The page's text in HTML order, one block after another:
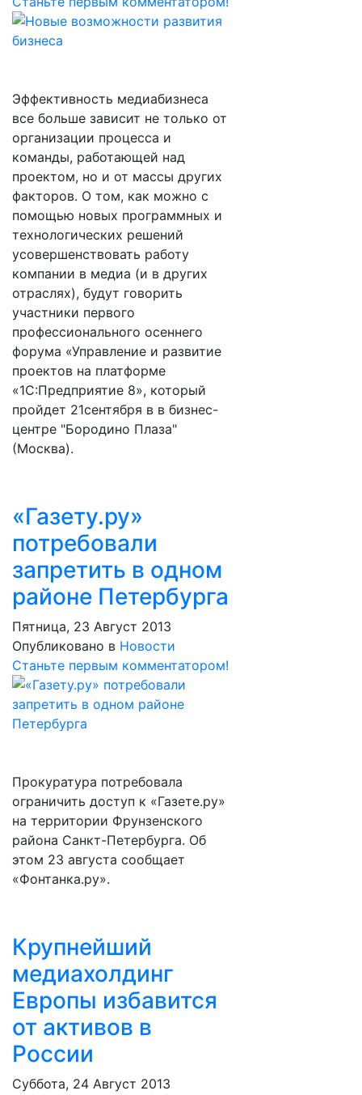
Эффективность медиабизнеса
все больше зависит не только от
организации процесса и
команды, работающей над
проектом, но и от массы других
факторов. О том, как можно с
помощью новых программных и
технологических решений
усовершенствовать работу
компании в медиа (и в других
отраслях), будут говорить
участники первого
профессионального осеннего
форума «Управление и развитие
проектов на платформе
«1С:Предприятие 8», который
пройдет 21сентября в в бизнес-
центре "Бородино Плаза"
(Москва).
«Газету.ру»
потребовали
запретить в одном
районе Петербурга
Пятница, 23 Август 2013
Опубликовано в Новости
Станьте первым комментатором!
Прокуратура потребовала
ограничить доступ к «Газете.ру»
на территории Фрунзенского
района Санкт-Петербурга. Об
этом 23 августа сообщает
«Фонтанка.ру».
Крупнейший
медиахолдинг
Европы избавится
от активов в
России
Суббота, 24 Август 2013